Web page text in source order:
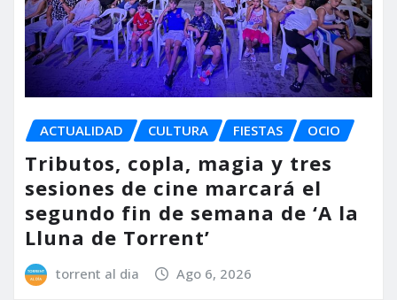
ACTUALIDAD CULTURA FIESTAS OCIO
Tributos, copla, magia y tres
sesiones de cine marcará el
segundo fin de semana de ‘A la
Lluna de Torrent’
torrent al dia Ago 6, 2026